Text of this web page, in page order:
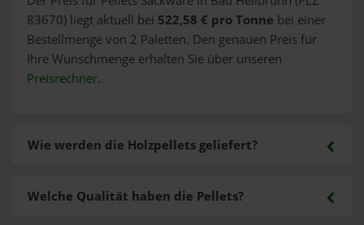
83670) liegt aktuell bei 522,58 € pro Tonne bei einer
Bestellmenge von 2 Paletten. Den genauen Preis für
Ihre Wunschmenge erhalten Sie über unseren
Preisrechner.
Wie werden die Holzpellets geliefert?
Welche Qualität haben die Pellets?